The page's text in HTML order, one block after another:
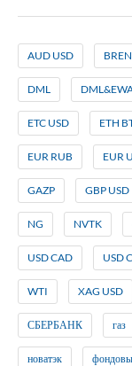
AUD USD
DML
ETC USD ETH
EUR RUB EUR
GAZP GBP USD
NG NVTK
USD CAD USD
WTI XAG USD
СБЕРБАНК газ
новатэк